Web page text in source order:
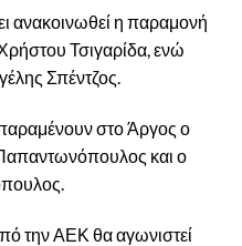
ανακοινωθεί η παραμονή
Τσιγαρίδα, ενώ
Σπέντζος.
παραμένουν στο Άργος ο
και ο
την ΑΕΚ θα αγωνιστεί